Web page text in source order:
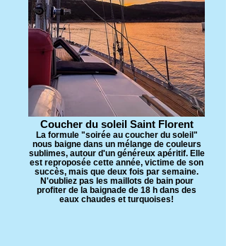
Coucher du soleil Saint Florent
La formule "soirée au coucher du soleil"
nous baigne dans un mélange de couleurs
sublimes, autour d'un généreux apéritif. Elle
est reproposée cette année, victime de son
succès, mais que deux fois par semaine.
N'oubliez pas les maillots de bain pour
profiter de la baignade de 18 h dans des
eaux chaudes et turquoises!